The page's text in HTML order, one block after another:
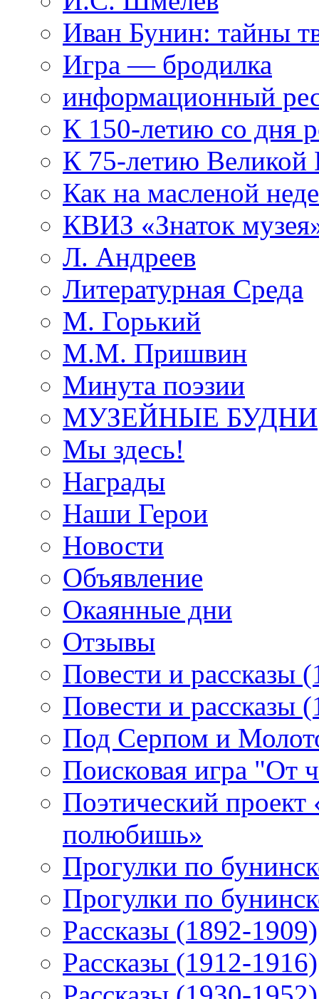
Иван Бунин: тайны
Игра — бродилка
информационный
К 150-летию со дня
К 75-летию Великой
Как на масленой
КВИЗ «Знаток
Л. Андреев
Литературная Среда
М. Горький
М.М. Пришвин
Минута поэзии
МУЗЕЙНЫЕ БУДНИ
Мы здесь!
Награды
Наши Герои
Новости
Объявление
Окаянные дни
Отзывы
Повести и рассказы
Повести и рассказы
Под Серпом и
Поисковая игра "От
Поэтический
полюбишь»
Прогулки по
Прогулки по
Рассказы (1892-1909)
Рассказы (1912-1916)